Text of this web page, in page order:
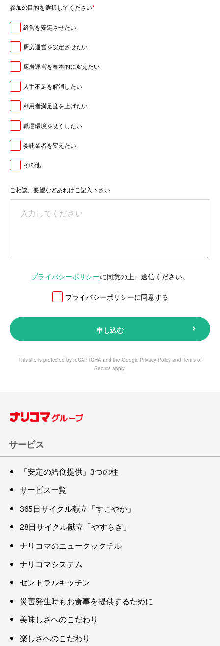
参加の目的を選択してください*
経営を安定させたい
厨房運営を安定させたい
厨房運営を根本的に変えたい
人手不足を解消したい
利用者満足度を上げたい
職場環境を良くしたい
委託業者を変えたい
その他
ご相談、要望などあればご記入下さい
プライバシーポリシーに同意の上、送信ください。
プライバシーポリシーに同意する
申し込む
This site is protected by reCAPTCHA and the Google Privacy Policy and Terms of
Service apply.
サービス
「安定の給食提供」3つの柱
サービス一覧
365日サイクル献立「すこやか」
28日サイクル献立「やすらぎ」
ナリコマのニュークックチル
ナリコマシステム
セントラルキッチン
災害発生時もお食事を提供するために
美味しさへのこだわり
楽しさへのこだわり